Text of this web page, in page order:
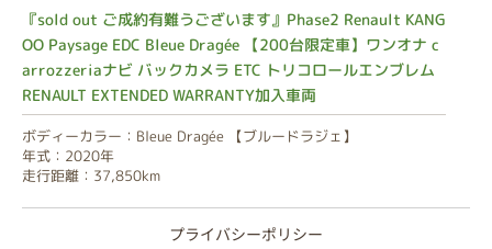
『sold out ご成約有難うございます』Phase2 Renault KANG
OO Paysage EDC Bleue Dragée 【200台限定車】ワンオナ c
arrozzeriaナビ バックカメラ ETC トリコロールエンブレム
RENAULT EXTENDED WARRANTY加入車両
ボディーカラー：Bleue Dragée 【ブルードラジェ】
年式：2020年
走行距離：37,850km
プライバシーポリシー